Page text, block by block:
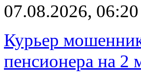
07.08.2026, 06:20
Курьер
пенсионера на 2